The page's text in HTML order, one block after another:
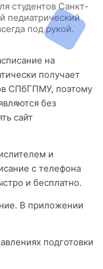
студентов Санкт-
педиатрический
под рукой.
на
получает
СПбГПМУ, поэтому
без
сайт
и
с телефона
и бесплатно.
В приложении
подготовки